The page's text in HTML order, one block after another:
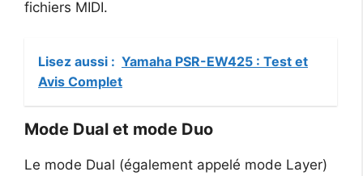
fichiers MIDI.
Lisez aussi : Yamaha PSR-EW425 : Test et
Avis Complet
Mode Dual et mode Duo
Le mode Dual (également appelé mode Layer)